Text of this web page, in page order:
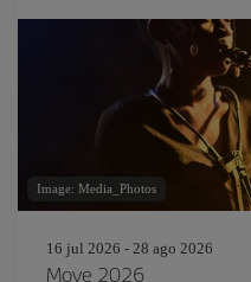
Image: Media_Photos
16 jul 2026 - 28 ago 2026
Move 2026